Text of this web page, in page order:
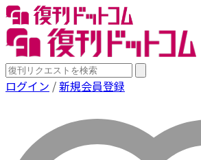
ログイン /新規会員登録